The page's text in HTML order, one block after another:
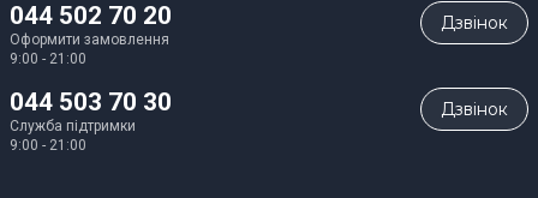
044 502 70 20
Оформити замовлення
9:00 - 21:00
Дзвiнок
044 503 70 30
Служба підтримки
9:00 - 21:00
Дзвiнок